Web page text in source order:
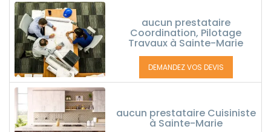
aucun prestataire
Coordination, Pilotage
Travaux à Sainte-Marie
DEMANDEZ VOS DEVIS
aucun prestataire Cuisiniste
à Sainte-Marie